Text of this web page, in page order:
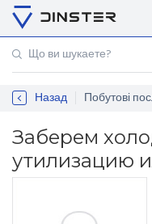
Назад Побутові
Заберем
утилизацию